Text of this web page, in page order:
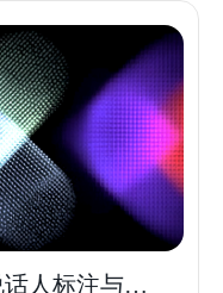
人标注与字